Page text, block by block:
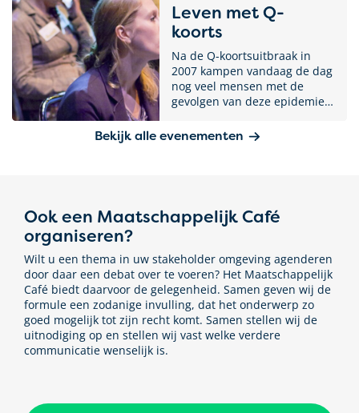
onderwerpen waarover het
ministerie van
Volksgezondheid, Welzijn en
Sport het gesprek in de
samenleving wil stimuleren.
Leven met Q-
koorts
Na de Q-koortsuitbraak in
2007 kampen vandaag de dag
nog veel mensen met de
gevolgen van deze epidemie.
support is een mooie
support in debat in het
Provinciehuis Brabant.
Bekijk alle evenementen
Ook een Maatschappelijk Café
organiseren?
Wilt u een thema in uw stakeholder omgeving agenderen
door daar een debat over te voeren? Het Maatschappelijk
Café biedt daarvoor de gelegenheid. Samen geven wij de
formule een zodanige invulling, dat het onderwerp zo
goed mogelijk tot zijn recht komt. Samen stellen wij de
uitnodiging op en stellen wij vast welke verdere
communicatie wenselijk is.